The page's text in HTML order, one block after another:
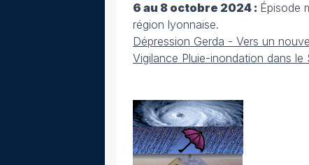
6 au 8 octobre 2024 : Épisode
région lyonnaise.
Dépression Gerda - Vers un
Vigilance Pluie-inondation dans